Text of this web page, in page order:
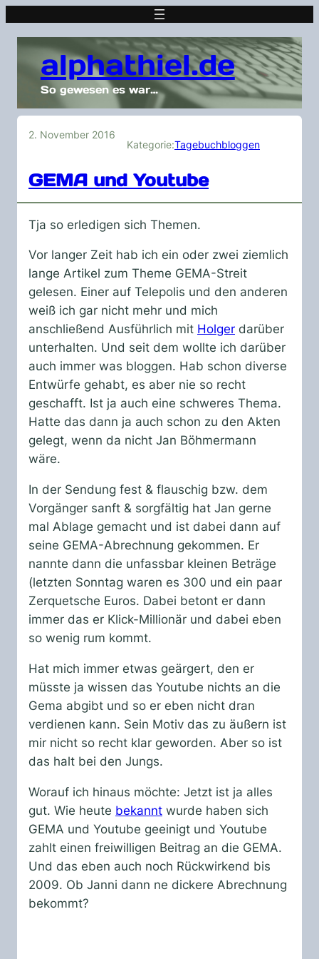
alphathiel.de
So gewesen es war…
2. November 2016
Kategorie:Tagebuchbloggen
GEMA und Youtube
Tja so erledigen sich Themen.
Vor langer Zeit hab ich ein oder zwei ziemlich
lange Artikel zum Theme GEMA-Streit
gelesen. Einer auf Telepolis und den anderen
weiß ich gar nicht mehr und mich
anschließend Ausführlich mit Holger darüber
unterhalten. Und seit dem wollte ich darüber
auch immer was bloggen. Hab schon diverse
Entwürfe gehabt, es aber nie so recht
geschafft. Ist ja auch eine schweres Thema.
Hatte das dann ja auch schon zu den Akten
gelegt, wenn da nicht Jan Böhmermann
wäre.
In der Sendung fest & flauschig bzw. dem
Vorgänger sanft & sorgfältig hat Jan gerne
mal Ablage gemacht und ist dabei dann auf
seine GEMA-Abrechnung gekommen. Er
nannte dann die unfassbar kleinen Beträge
(letzten Sonntag waren es 300 und ein paar
Zerquetsche Euros. Dabei betont er dann
immer das er Klick-Millionär und dabei eben
so wenig rum kommt.
Hat mich immer etwas geärgert, den er
müsste ja wissen das Youtube nichts an die
Gema abgibt und so er eben nicht dran
verdienen kann. Sein Motiv das zu äußern ist
mir nicht so recht klar geworden. Aber so ist
das halt bei den Jungs.
Worauf ich hinaus möchte: Jetzt ist ja alles
gut. Wie heute bekannt wurde haben sich
GEMA und Youtube geeinigt und Youtube
zahlt einen freiwilligen Beitrag an die GEMA.
Und das eben auch noch Rückwirkend bis
2009. Ob Janni dann ne dickere Abrechnung
bekommt?